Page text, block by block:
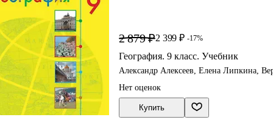
2 879 ₽2 399 ₽ -17%
География. 9 класс. Учебник
Александр Алексеев, Елена Липкина,
Нет оценок
Купить